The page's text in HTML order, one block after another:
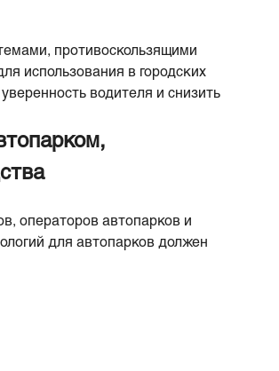
противоскользящими
использования в городских
водителя и снизить
операторов автопарков и
для автопарков должен